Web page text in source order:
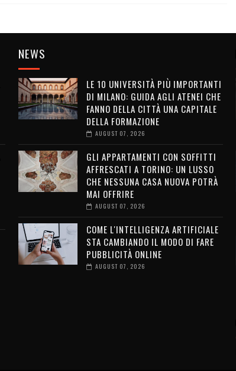
NEWS
LE 10 UNIVERSITÀ PIÙ IMPORTANTI
DI MILANO: GUIDA AGLI ATENEI CHE
FANNO DELLA CITTÀ UNA CAPITALE
DELLA FORMAZIONE
AUGUST 07, 2026
GLI APPARTAMENTI CON SOFFITTI
AFFRESCATI A TORINO: UN LUSSO
CHE NESSUNA CASA NUOVA POTRÀ
MAI OFFRIRE
AUGUST 07, 2026
COME L'INTELLIGENZA ARTIFICIALE
STA CAMBIANDO IL MODO DI FARE
PUBBLICITÀ ONLINE
AUGUST 07, 2026